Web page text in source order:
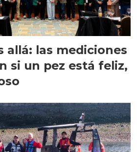
allá: las mediciones
si un pez está feliz,